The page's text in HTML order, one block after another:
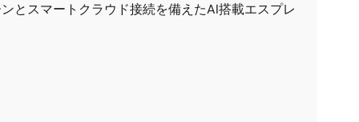
とスマートクラウド接続を備えたAI搭載エスプレ